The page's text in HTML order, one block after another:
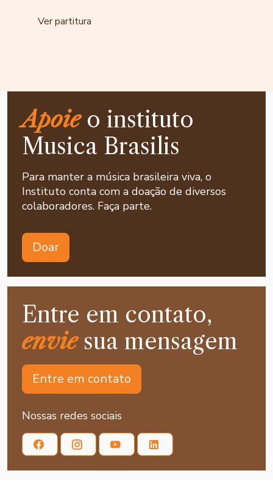
Ver partitura
Apoieo instituto
Musica Brasilis
Para manter a música brasileira viva, o
Instituto conta com a doação de diversos
colaboradores. Faça parte.
Doar
Entre em contato,
enviesua mensagem
Entre em contato
Nossas redes sociais